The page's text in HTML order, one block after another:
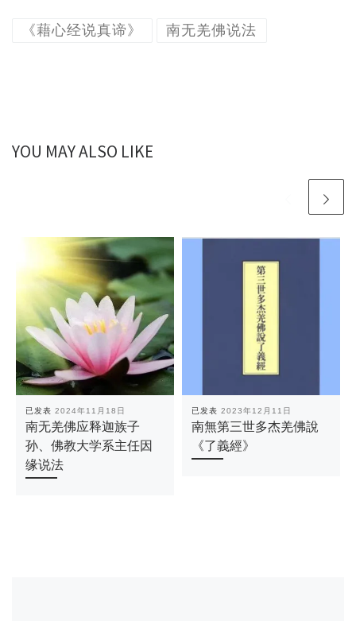
《藉心经说真谛》 南无羌佛说法
YOU MAY ALSO LIKE
已发表 2024年11月18日
南无羌佛应释迦族子
孙、佛教大学系主任因
缘说法
已发表 2023年12月11日
南無第三世多杰羌佛說
《了義經》